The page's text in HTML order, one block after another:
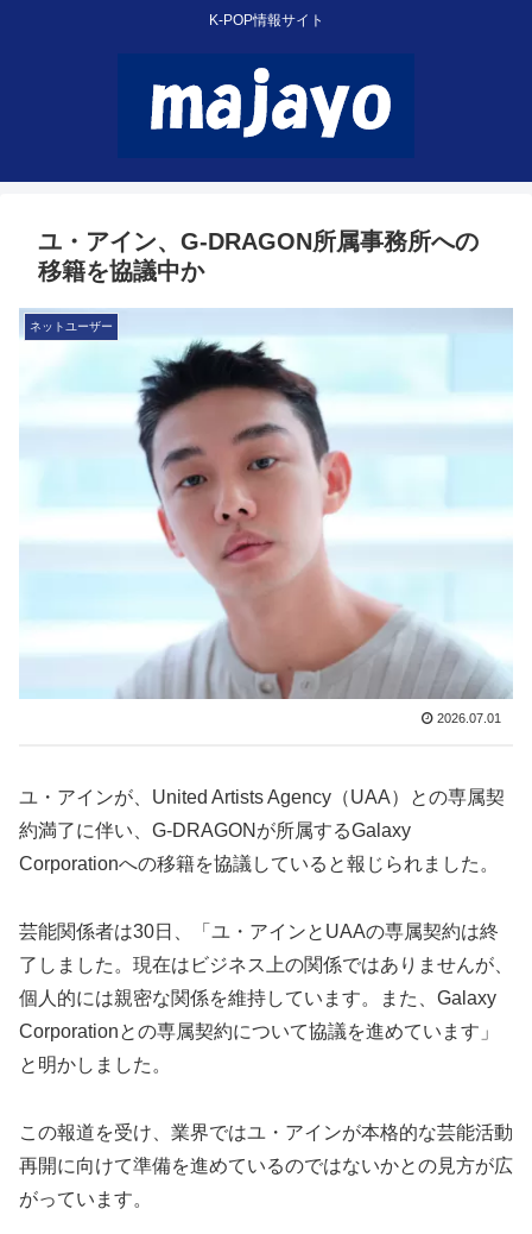
K-POP情報サイト
ユ・アイン、G-DRAGON所属事務所への
移籍を協議中か
ネットユーザー
2026.07.01
ユ・アインが、United Artists Agency（UAA）との専属契
約満了に伴い、G-DRAGONが所属するGalaxy
Corporationへの移籍を協議していると報じられました。
芸能関係者は30日、「ユ・アインとUAAの専属契約は終
了しました。現在はビジネス上の関係ではありませんが、
個人的には親密な関係を維持しています。また、Galaxy
Corporationとの専属契約について協議を進めています」
と明かしました。
この報道を受け、業界ではユ・アインが本格的な芸能活動
再開に向けて準備を進めているのではないかとの見方が広
がっています。